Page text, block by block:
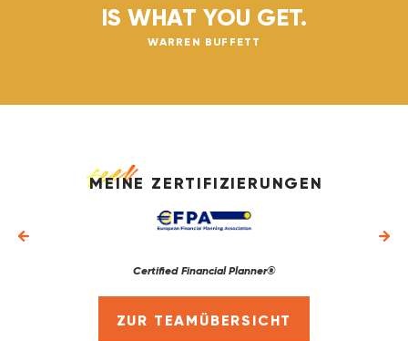
IS WHAT YOU GET.
WARREN BUFFETT
MEINE ZERTIFIZIERUNGEN
Certified Financial Planner®
ZUR TEAMÜBERSICHT